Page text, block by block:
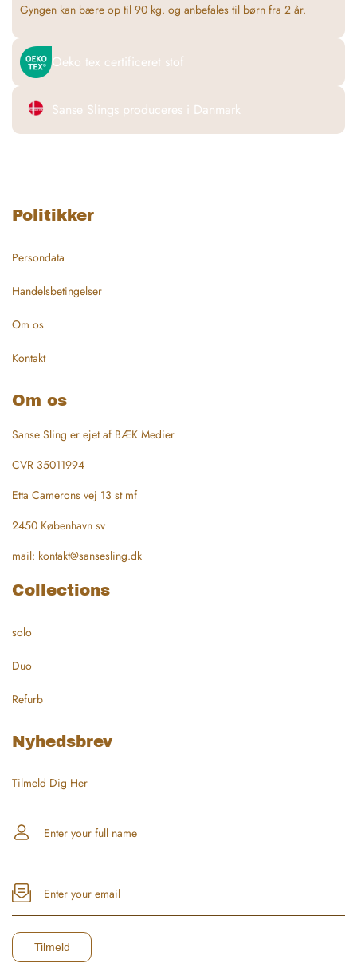
Gyngen kan bære op til 90 kg. og anbefales til børn fra 2 år.
Oeko tex certificeret stof
Sanse Slings produceres i Danmark
Politikker
Persondata
Handelsbetingelser
Om os
Kontakt
Om os
Sanse Sling er ejet af BÆK Medier
CVR 35011994
Etta Camerons vej 13 st mf
2450 København sv
mail: kontakt@sansesling.dk
Collections
solo
Duo
Refurb
Nyhedsbrev
Tilmeld Dig Her
Enter your full name
Enter your email
Tilmeld